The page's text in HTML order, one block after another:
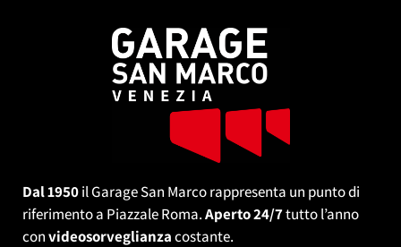
Dal 1950il Garage San Marco rappresenta un punto di
riferimento a Piazzale Roma.Aperto 24/7tutto l’anno
convideosorveglianzacostante.